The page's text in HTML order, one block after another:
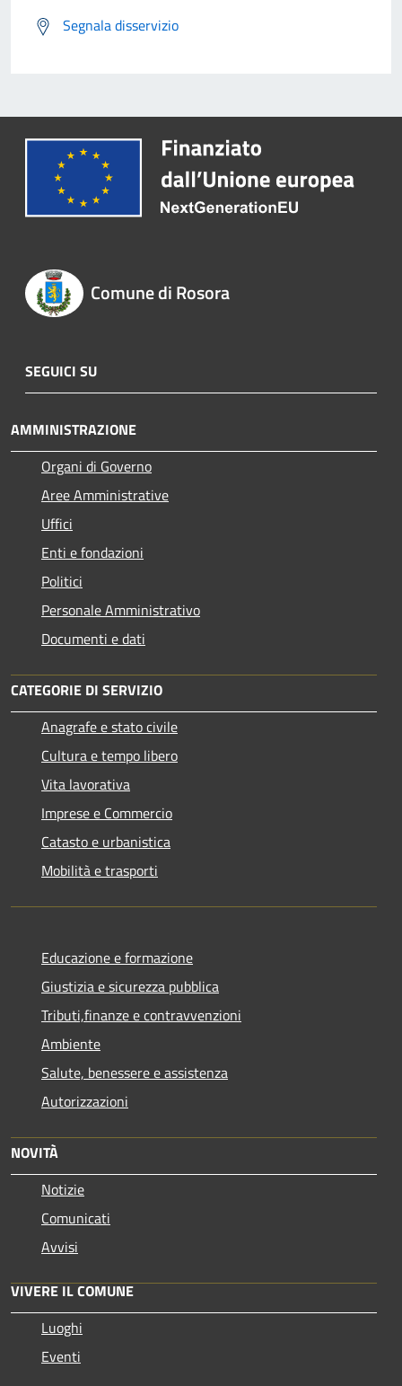
Segnala disservizio
Comune di Rosora
SEGUICI SU
AMMINISTRAZIONE
Organi di Governo
Aree Amministrative
Uffici
Enti e fondazioni
Politici
Personale Amministrativo
Documenti e dati
CATEGORIE DI SERVIZIO
Anagrafe e stato civile
Cultura e tempo libero
Vita lavorativa
Imprese e Commercio
Catasto e urbanistica
Mobilità e trasporti
Educazione e formazione
Giustizia e sicurezza pubblica
Tributi,finanze e contravvenzioni
Ambiente
Salute, benessere e assistenza
Autorizzazioni
NOVITÀ
Notizie
Comunicati
Avvisi
VIVERE IL COMUNE
Luoghi
Eventi